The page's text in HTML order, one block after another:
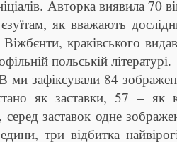
Авторка виявила 70
як вважають
краківського
польській літературі.
зафіксували 84
як заставки, 57 – як
заставок одне
три відбитка